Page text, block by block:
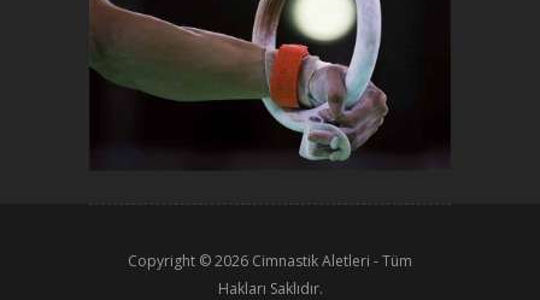
Copyright © 2026 Cimnastik Aletleri - Tüm
Hakları Saklıdır.